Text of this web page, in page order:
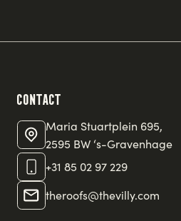
Contact
Maria Stuartplein 695,
2595 BW ‘s-Gravenhage
+31 85 02 97 229
theroofs@thevilly.com